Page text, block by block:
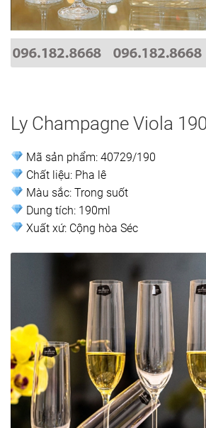
Ly Champagne Viola
Mã sản phẩm: 40729/190
Chất liệu: Pha lê
Màu sắc: Trong suốt
Dung tích: 190ml
Xuất xứ: Cộng hòa Séc